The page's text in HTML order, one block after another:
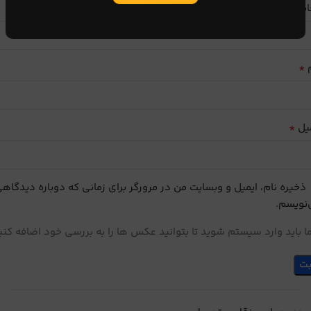
*
*
ذخیره نام، ایمیل و وبسایت من در مرورگر برای زمانی که دوباره
باید وارد سیستم شوید تا بتوانید عکس ها را به بررسی خود اضافه